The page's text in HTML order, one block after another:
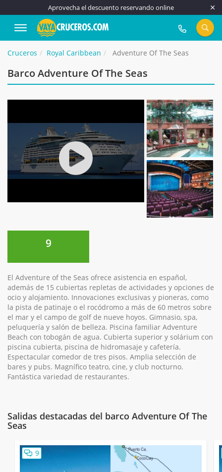
Aprovecha el descuento reservando online
917 815 555
Cruceros Royal Caribbean Adventure Of The Seas
Barco Adventure Of The Seas
9
El Adventure of the Seas ofrece asistencia en español,
además de 15 cubiertas repletas de actividades y opciones de
ocio y alojamiento. Innovaciones exclusivas y pioneras, como
la pista de patinaje o el rocódromo a más de 60 metros sobre
el mar y el campo de golf de nueve hoyos. Gimnasio, spa,
peluquería y salón de belleza. Piscina familiar Adventure
Beach con tobogán de agua. Cubierta superior y solárium con
piscina cubierta, piscina de hidromasaje y cafetería.
Espectacular comedor de tres pisos. Amplia selección de
bares y pubs. Magnífico teatro, cine, y club nocturno.
Fantástica variedad de restaurantes.
Salidas destacadas del barco Adventure Of The
Seas
9